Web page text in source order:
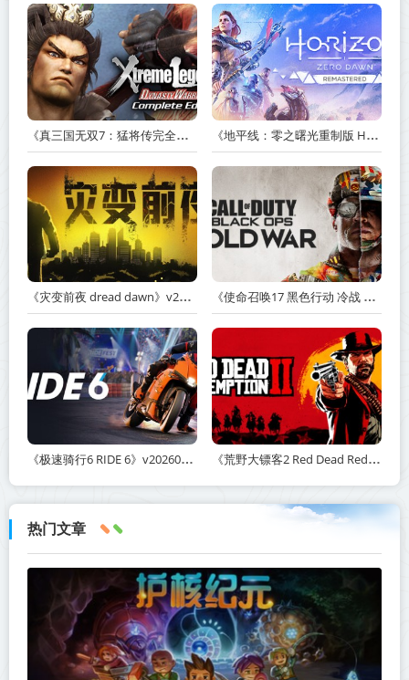
《真三国无双7：猛将传完全版 DYNASTY WARRIORS 7: Xtreme Legends Complete Edition》Build.3602035-免安装中文版【PC/手机双端】丨中文版 《地平线：零之曙光重制版 Horizon Zero Dawn Remastered》v1.5.89.0-送修改器丨中文版网盘下载
《灾变前夜 dread dawn》v20260530-免安装中文版丨中文版网盘下载 《使命召唤17 黑色行动 冷战 Call of Duty: Black Ops Cold War》v1.34.1.15931218-全DLC+送修改器丨中文版网盘下载
《极速骑行6 RIDE 6》v20260511-免安装中文版丨中文版网盘下载 《荒野大镖客2 Red Dead Redemption 2》v1491.50-打包mod+送修改器丨中文版网盘下载
热门文章